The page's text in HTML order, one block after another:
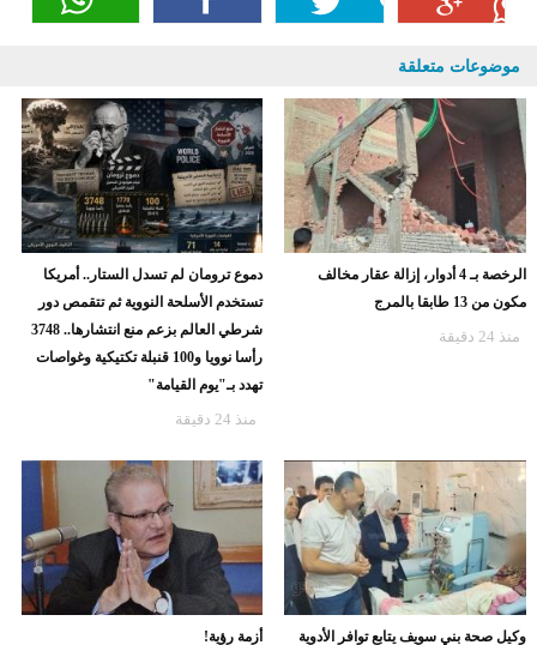
موضوعات متعلقة
الرخصة بـ 4 أدوار، إزالة عقار مخالف
مكون من 13 طابقا بالمرج
منذ 24 دقيقة
دموع ترومان لم تسدل الستار.. أمريكا
تستخدم الأسلحة النووية ثم تتقمص دور
شرطي العالم بزعم منع انتشارها.. 3748
رأسا نوويا و100 قنبلة تكتيكية وغواصات
تهدد بـ"يوم القيامة"
منذ 24 دقيقة
وكيل صحة بني سويف يتابع توافر الأدوية أزمة رؤية!